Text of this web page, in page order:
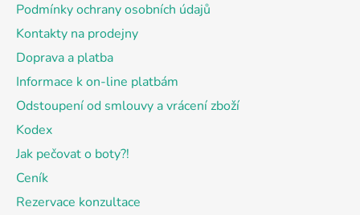
Podmínky ochrany osobních údajů
Kontakty na prodejny
Doprava a platba
Informace k on-line platbám
Odstoupení od smlouvy a vrácení zboží
Kodex
Jak pečovat o boty?!
Ceník
Rezervace konzultace